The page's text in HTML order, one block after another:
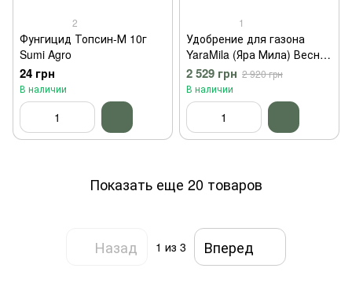
2
Фунгицид Топсин-М 10г
Sumi Agro
24 грн
В наличии
1
Удобрение для газона
YaraMila (Яра Мила) Весна-
Лето 10 кг
2 529 грн 2 920 грн
В наличии
Показать еще 20 товаров
Назад 1 из 3 Вперед